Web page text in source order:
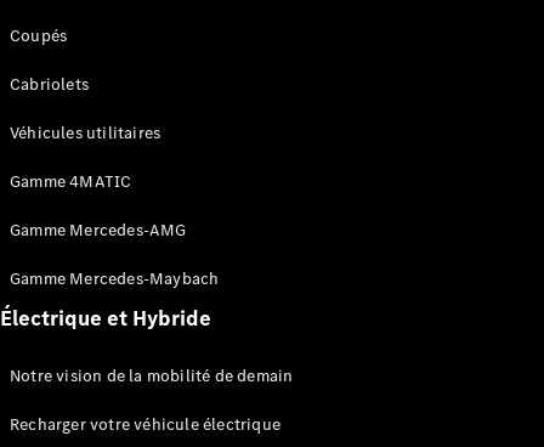
Classe A
Trouvez un
neuf en
Configurez
votre
Coupés
Coupés
Cabriolets
Véhicules utilitaires
Gamme 4MATIC
Gamme Mercedes-AMG
Gamme Mercedes-Maybach
Électrique et Hybride
Notre vision de la mobilité de demain
Recharger votre véhicule électrique